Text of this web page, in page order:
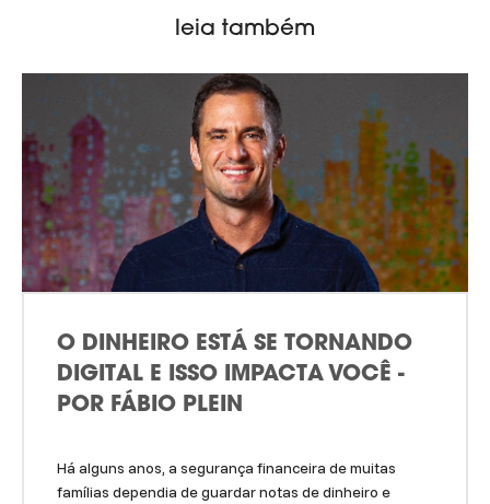
leia também
O DINHEIRO ESTÁ SE TORNANDO
DIGITAL E ISSO IMPACTA VOCÊ -
POR FÁBIO PLEIN
Há alguns anos, a segurança financeira de muitas
famílias dependia de guardar notas de dinheiro e